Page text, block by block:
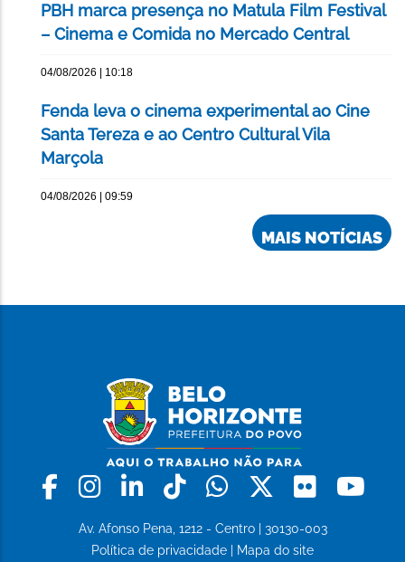
PBH marca presença no Matula Film Festival
– Cinema e Comida no Mercado Central
04/08/2026 | 10:18
Fenda leva o cinema experimental ao Cine
Santa Tereza e ao Centro Cultural Vila
Marçola
04/08/2026 | 09:59
MAIS NOTÍCIAS
Facebook
Instagram
LinkedinTiktokWhatsapp
X Flickr
Av. Afonso Pena, 1212 - Centro | 30130-003
Política de privacidade
Mapa do site